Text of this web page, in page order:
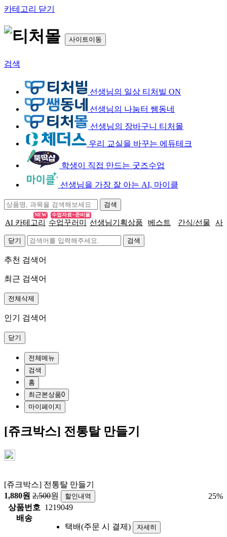
카테고리 닫기
사이트이동
검색
선생님의 일상 티처빌 ON
선생님의 나눔터 쌤동네
선생님의 장바구니 티처몰
우리 교실을 바꾸는 에듀테크
학생이 직접 만드는 굿즈수업
선생님을 가장 잘 아는 AI, 마이클
AI 카테고리
NEW
수업꾸러미
수업자료+준비물
선생님기획상품 베스트 간식/선물 사
닫기
추천 검색어
최근 검색어
전체삭제
인기 검색어
닫기
전체메뉴
검색
홈
최근본상품0
마이페이지
[쥬크박스] 전통탈 만들기
[쥬크박스] 전통탈 만들기
1,880원 2,500원 할인내역 25%
상품번호 1219049
배송
택배(주문 시 결제)
자세히